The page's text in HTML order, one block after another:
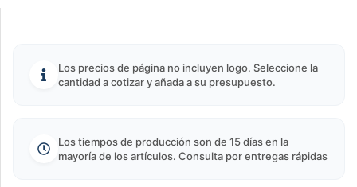
Los precios de página no incluyen logo. Seleccione la
cantidad a cotizar y añada a su presupuesto.
Los tiempos de producción son de 15 días en la
mayoría de los artículos. Consulta por entregas rápidas